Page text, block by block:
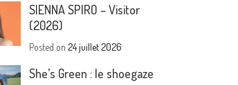
SIENNA SPIRO – Visitor
(2026)
Posted on24 juillet 2026
She’s Green : le shoegaze